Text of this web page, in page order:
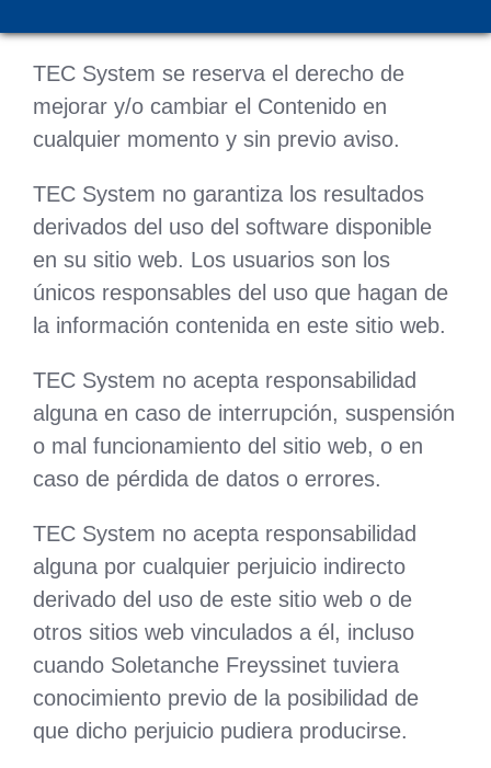
TEC System se reserva el derecho de
mejorar y/o cambiar el Contenido en
cualquier momento y sin previo aviso.
TEC System no garantiza los resultados
derivados del uso del software disponible
en su sitio web. Los usuarios son los
únicos responsables del uso que hagan de
la información contenida en este sitio web.
TEC System no acepta responsabilidad
alguna en caso de interrupción, suspensión
o mal funcionamiento del sitio web, o en
caso de pérdida de datos o errores.
TEC System no acepta responsabilidad
alguna por cualquier perjuicio indirecto
derivado del uso de este sitio web o de
otros sitios web vinculados a él, incluso
cuando Soletanche Freyssinet tuviera
conocimiento previo de la posibilidad de
que dicho perjuicio pudiera producirse.